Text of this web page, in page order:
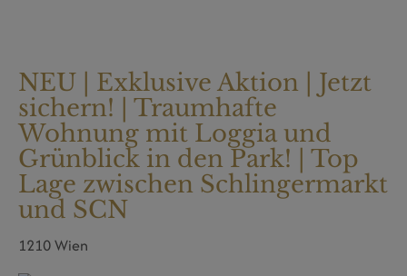
NEU | Exklusive Aktion | Jetzt
sichern! | Traumhafte
Wohnung mit Loggia und
Grünblick in den Park! | Top
Lage zwischen Schlingermarkt
und SCN
1210 Wien